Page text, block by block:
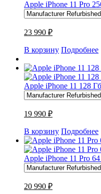
Apple iPhone 11 Pro
23 990 ₽
В корзину Подробнее
Apple iPhone 11 128
19 990 ₽
В корзину Подробнее
Apple iPhone 11 Pro
20 990 ₽